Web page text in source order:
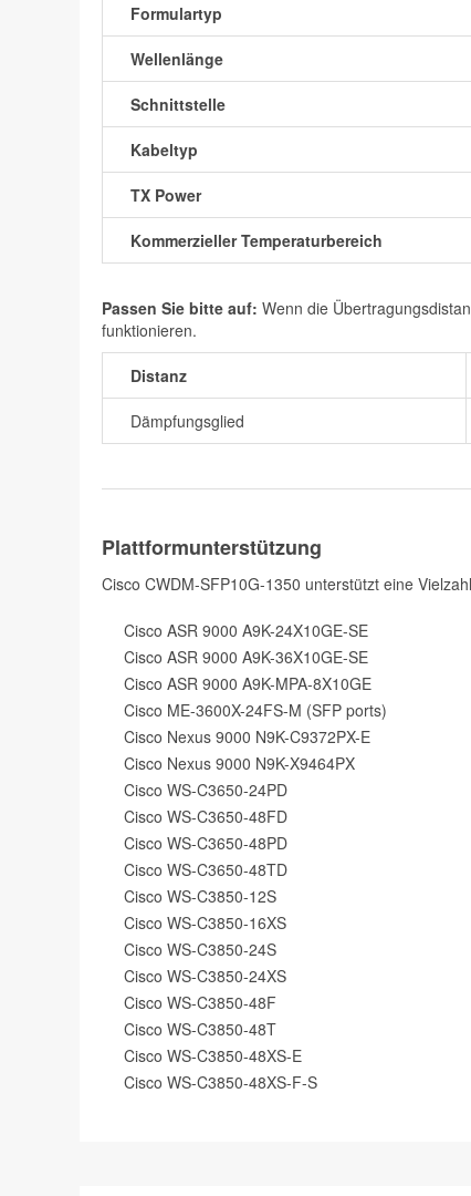
Formulartyp
Wellenlänge
Schnittstelle
Kabeltyp
TX Power
Kommerzieller Temperaturbereich
Passen Sie bitte auf: Wenn die
funktionieren.
Distanz
Dämpfungsglied
Plattformunterstützung
Cisco CWDM-SFP10G-1350 unterstützt eine
Cisco ASR 9000 A9K-24X10GE-SE
Cisco ASR 9000 A9K-36X10GE-SE
Cisco ASR 9000 A9K-MPA-8X10GE
Cisco ME-3600X-24FS-M (SFP ports)
Cisco Nexus 9000 N9K-C9372PX-E
Cisco Nexus 9000 N9K-X9464PX
Cisco WS-C3650-24PD
Cisco WS-C3650-48FD
Cisco WS-C3650-48PD
Cisco WS-C3650-48TD
Cisco WS-C3850-12S
Cisco WS-C3850-16XS
Cisco WS-C3850-24S
Cisco WS-C3850-24XS
Cisco WS-C3850-48F
Cisco WS-C3850-48T
Cisco WS-C3850-48XS-E
Cisco WS-C3850-48XS-F-S